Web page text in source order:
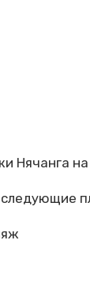
Нячанга